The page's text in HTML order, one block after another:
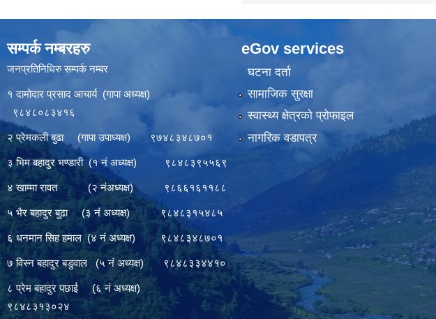
सम्पर्क नम्बरहरु
जनप्रतिनिधिरु सम्पर्क नम्बर
१ दामोदार प्रसाद आचार्य (गापा अध्यक्ष)
९८४८०८३४१६
२ प्रेमकली बुढा (गापा उपाध्यक्ष) ९७४८३४८७०१
३ भिम बहादुर भण्डारी (१ नं अध्यक्ष) ९८४८३९५५६९
४ खाम्मा रावत (२ नंअध्यक्ष) ९८६६१६११८८
५ भैर बहादुर बुढा (३ नं अध्यक्ष) ९८४८३१५४८५
६ धनमान सिह हमाल (४ नं अध्यक्ष) ९८४८३४८७०१
७ विस्न बहादुर बडुवाल (५ नं अध्यक्ष) ९८४८३३४४१०
८ प्रेम बहादुर पछाई (६ नं अध्यक्ष)
९८४८३१३०२४
eGov services
घटना दर्ता
सामाजिक सुरक्षा
स्वास्थ्य क्षेत्रको प्रोफाइल
नागरिक वडापत्र